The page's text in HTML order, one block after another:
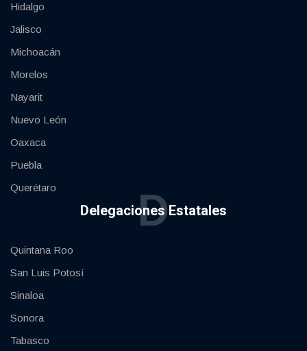
Hidalgo
Jalisco
Michoacán
Morelos
Nayarit
Nuevo León
Oaxaca
Puebla
Querétaro
Delegaciones Estatales
D
Quintana Roo
San Luis Potosí
Sinaloa
Sonora
Tabasco